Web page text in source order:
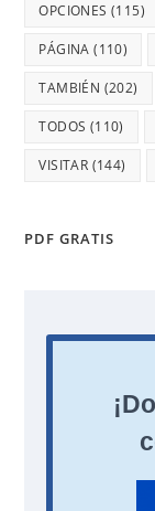
OPCIONES (115)
PÁGINA (110)
TAMBIÉN (202)
TODOS (110)
VISITAR (144)
PDF GRATIS